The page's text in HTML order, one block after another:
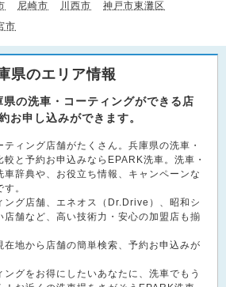
尼崎市 川西市
神戸市東灘区
市
県のエリア情報
の洗車・コーティングができる店
お申し込みができます。
ィング店舗がたくさん。兵庫県の洗車・
較と予約お申込みならEPARK洗車。洗車・
車辞典や、お役立ち情報、キャンペーンな
。
ング店舗、エネオス（Dr.Drive）、昭和シ
店舗など、高い技術力・安心の加盟店も揃
在地から店舗の簡単検索、予約お申込みが
グをお得にしたいあなたに、洗車でもう